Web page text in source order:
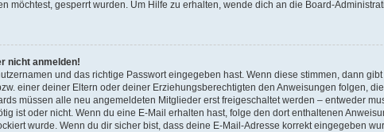
möchtest, gesperrt wurden. Um Hilfe zu erhalten, wende dich an die Board-
nicht anmelden!
und das richtige Passwort eingegeben hast. Wenn diese stimmen, dann
einer deiner Eltern oder deiner Erziehungsberechtigten den Anweisungen folgen,
müssen alle neu angemeldeten Mitglieder erst freigeschaltet werden – entweder
ist oder nicht. Wenn du eine E-Mail erhalten hast, folge den dort enthaltenen
wurde. Wenn du dir sicher bist, dass deine E-Mail-Adresse korrekt eingegeben